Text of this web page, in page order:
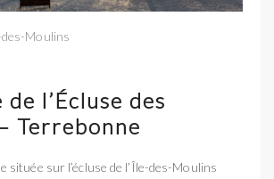
Moulins
l’Écluse des
Terrebonne
située sur l’écluse de l’Île-des-Moulins